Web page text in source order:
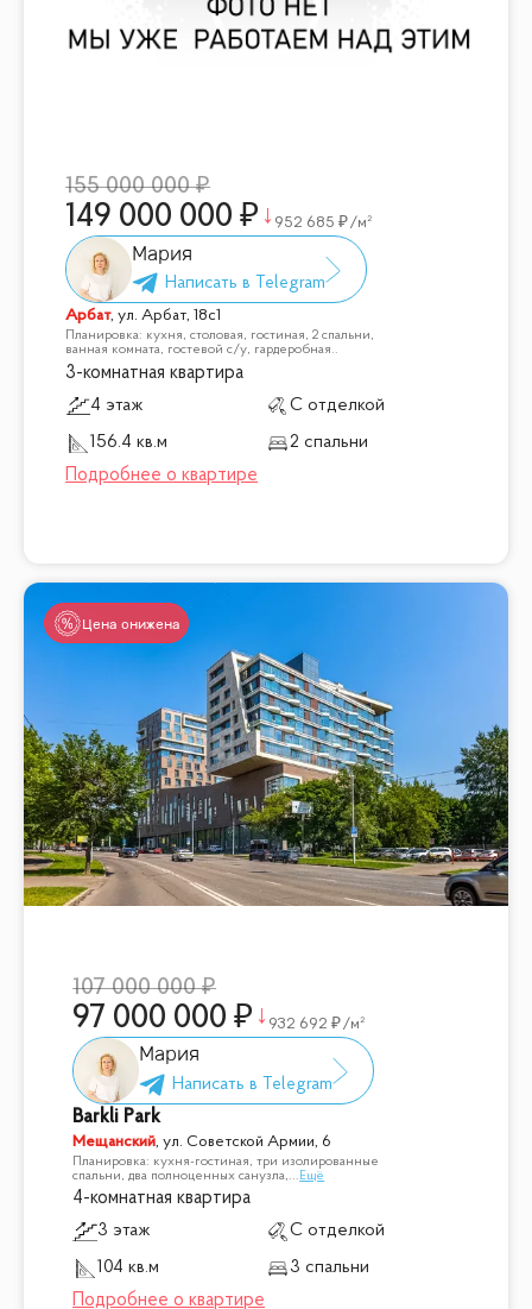
155 000 000
149 000 000 952 685 /м²
Мария
Арбат,ул. Арбат, 18с1
Планировка: кухня, столовая, гостиная, 2 спальни,
ванная комната, гостевой с/у, гардеробная..
3-комнатная квартира
4 этаж
С отделкой
156.4 кв.м
2 спальни
Цена снижена
107 000 000
97 000 000 932 692 /м²
Мария
Barkli Park
Мещанский,ул. Советской Армии, 6
Планировка: кухня-гостиная, три изолированные
спальни, два полноценных санузла,... Ещё
4-комнатная квартира
3 этаж
С отделкой
104 кв.м
3 спальни